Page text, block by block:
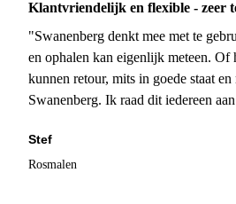
Klantvriendelijk en flexible - zeer
"Swanenberg denkt mee met te
en ophalen kan eigenlijk meteen.
kunnen retour, mits in goede staat
Swanenberg. Ik raad dit iedereen
Stef
Rosmalen